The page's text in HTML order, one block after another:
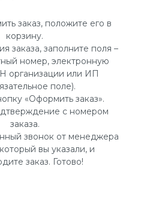
заказ, положите его в
корзину.
заказа, заполните поля –
номер, электронную
организации или ИП
поле).
«Оформить заказ».
с номером
заказа.
звонок от менеджера
вы указали, и
заказ. Готово!